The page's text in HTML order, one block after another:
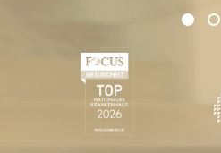
Zertifikate und 1 2